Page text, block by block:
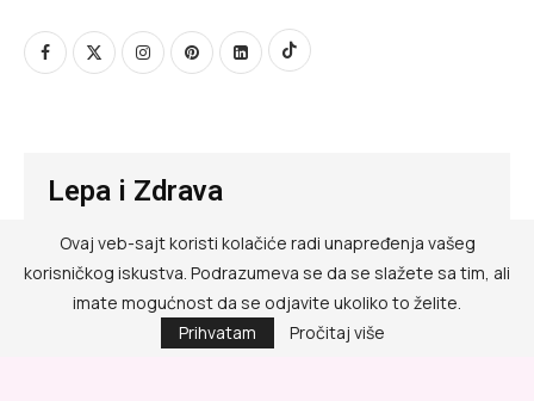
Lepa i Zdrava
@ RED MEDIA GROUP 2026
Kontakt
Ovaj veb-sajt koristi kolačiće radi unapređenja vašeg
korisničkog iskustva. Podrazumeva se da se slažete sa tim, ali
imate mogućnost da se odjavite ukoliko to želite.
Prihvatam
Pročitaj više